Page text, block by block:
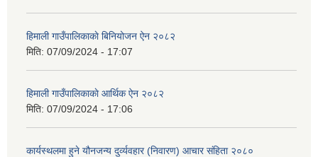
हिमाली गाउँपालिकाकाे बिनियोजन ऐन २०८२
मिति: 07/09/2024 - 17:07
हिमाली गाउँपालिकाकाे आर्थिक ऐन २०८२
मिति: 07/09/2024 - 17:06
कार्यस्थलमा हुने यौनजन्य दुर्व्यवहार (निवारण) आचार संहिता २०८०